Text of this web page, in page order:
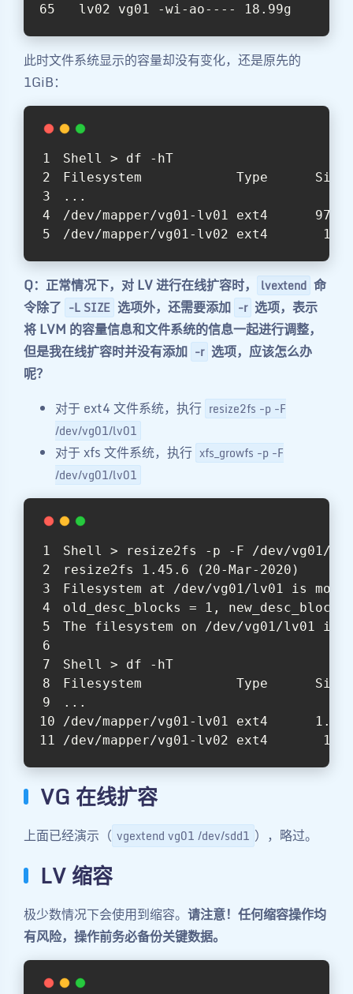
  lv02 vg01 -wi-ao---- 18.99g
此时文件系统显示的容量却没有变化，还是原先的
1GiB：
Shell > df -hT
Filesystem            Type      Size
...
/dev/mapper/vg01-lv01 ext4
/dev/mapper/vg01-lv02 ext4
Q：正常情况下，对 LV 进行在线扩容时， lvextend 命
令除了 -L SIZE 选项外，还需要添加 -r 选项，表示
将 LVM 的容量信息和文件系统的信息一起进行调整，
但是我在线扩容时并没有添加 -r 选项，应该怎么办
呢？
对于 ext4 文件系统，执行 resize2fs -p -F
/dev/vg01/lv01
对于 xfs 文件系统，执行 xfs_growfs -p -F
/dev/vg01/lv01
Shell > resize2fs -p -F /dev/vg01/
resize2fs 1.45.6 (20-Mar-2020)
Filesystem at /dev/vg01/lv01 is
old_desc_blocks = 1,
The filesystem on /dev/vg01/lv01 is
Shell > df -hT
Filesystem            Type      Size
...
/dev/mapper/vg01-lv01 ext4
/dev/mapper/vg01-lv02 ext4
VG 在线扩容
上面已经演示（ vgextend vg01 /dev/sdd1 ），略过。
LV 缩容
极少数情况下会使用到缩容。 请注意！任何缩容操作均
有风险，操作前务必备份关键数据。